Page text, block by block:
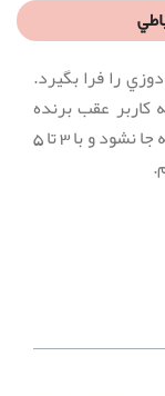
را فرا بگيرد.
عقب برنده
چرخ خياطي، پايين باشد كه دكمه زير پايه جابه جا نشود و با 3 تا 5